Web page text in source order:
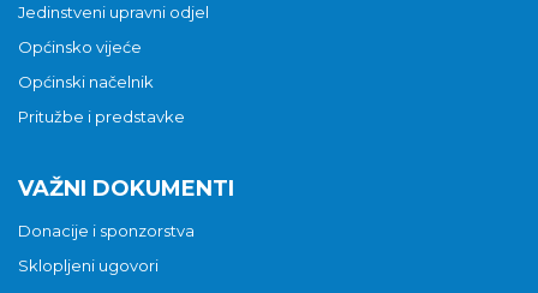
Jedinstveni upravni odjel
Općinsko vijeće
Općinski načelnik
Pritužbe i predstavke
VAŽNI DOKUMENTI
Donacije i sponzorstva
Sklopljeni ugovori